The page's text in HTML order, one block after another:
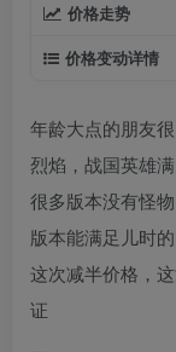
价格走势
价格变动详情
年龄大点的朋友
烈焰，战国英雄
很多版本没有怪
版本能满足儿时
这次减半价格，
证